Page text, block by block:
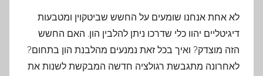
לא אחת אנחנו שומעים על החשש שביטקוין ומטבעות
דיגיטליים יהוו כלי שדרכו ניתן להלבין הון. האם החשש
הזה מוצדק? ואיך בכל זאת נמנעים מהלבנת הון בתחום?
לאחרונה מתגבשת רגולציה חדשה המבקשת לשנות את